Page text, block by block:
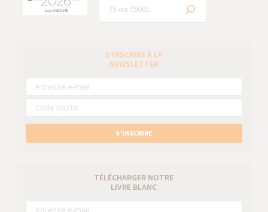
S’INSCRIRE À LA
NEWSLETTER
S’INSCRIRE
TÉLÉCHARGER NOTRE
LIVRE BLANC